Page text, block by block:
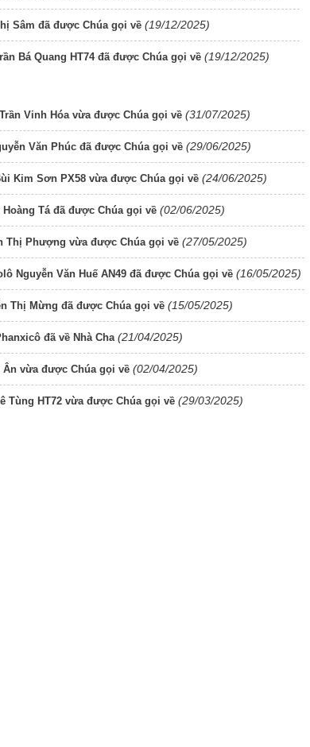
Sâm đã được Chúa gọi về (19/12/2025)
Bá Quang HT74 đã được Chúa gọi về (19/12/2025)
Vinh Hóa vừa được Chúa gọi về (31/07/2025)
Văn Phúc đã được Chúa gọi về (29/06/2025)
Kim Sơn PX58 vừa được Chúa gọi về (24/06/2025)
Hoàng Tá đã được Chúa gọi về (02/06/2025)
Thị Phượng vừa được Chúa gọi về (27/05/2025)
Nguyễn Văn Huế AN49 đã được Chúa gọi về (16/05/2025)
Thị Mừng đã được Chúa gọi về (15/05/2025)
đã về Nhà Cha (21/04/2025)
Ân vừa được Chúa gọi về (02/04/2025)
Tùng HT72 vừa được Chúa gọi về (29/03/2025)